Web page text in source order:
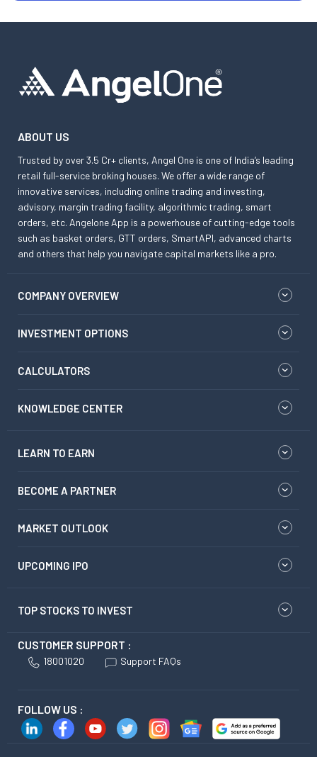
ABOUT US
Trusted by over 3.5 Cr+ clients, Angel One is one of India’s leading
retail full-service broking houses. We offer a wide range of
innovative services, including online trading and investing,
advisory, margin trading facility, algorithmic trading, smart
orders, etc. Angelone App is a powerhouse of cutting-edge tools
such as basket orders, GTT orders, SmartAPI, advanced charts
and others that help you navigate capital markets like a pro.
COMPANY OVERVIEW
INVESTMENT OPTIONS
CALCULATORS
KNOWLEDGE CENTER
LEARN TO EARN
BECOME A PARTNER
MARKET OUTLOOK
UPCOMING IPO
TOP STOCKS TO INVEST
CUSTOMER SUPPORT :
18001020 Support FAQs
FOLLOW US :